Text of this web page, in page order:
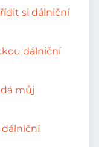
si dálniční
dálniční
můj